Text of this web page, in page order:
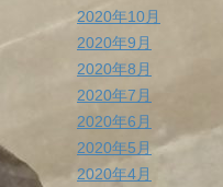
2020年10月
2020年9月
2020年8月
2020年7月
2020年6月
2020年5月
2020年4月